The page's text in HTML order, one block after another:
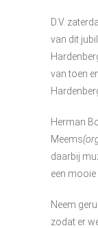
D.V.
van dit
van toen
Herman
Meems
daarbij
een mooie
Neem
zodat er